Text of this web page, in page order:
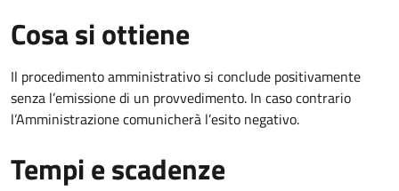
Cosa si ottiene
Il procedimento amministrativo si conclude positivamente
senza l’emissione di un provvedimento. In caso contrario
l’Amministrazione comunicherà l’esito negativo.
Tempi e scadenze